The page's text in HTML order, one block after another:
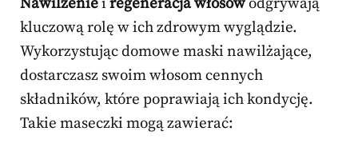
kluczową rolę w ich zdrowym wyglądzie.
Wykorzystując domowe maski nawilżające,
dostarczasz swoim włosom cennych
składników, które poprawiają ich kondycję.
Takie maseczki mogą zawierać: